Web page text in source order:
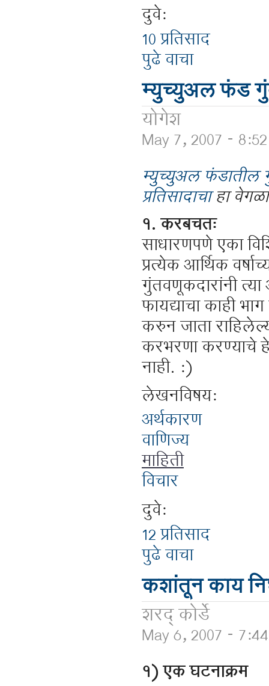
दुवे:
10 प्रतिसाद
पुढे वाचा
म्युच्युअल फंड
योगेश
May 7, 2007 -
म्युच्युअल
प्रतिसादाचाहा
१. करबचतः
साधारणपणे एका
प्रत्येक आर्थिक
गुंतवणूकदारांनी
फायद्याचा काही
करुन जाता
करभरणा करण्याचे
नाही. :)
लेखनविषय:
अर्थकारण
वाणिज्य
माहिती
विचार
दुवे:
12 प्रतिसाद
पुढे वाचा
कशांतून काय
शरद् कोर्डे
May 6, 2007 -
१) एक घटनाक्रम